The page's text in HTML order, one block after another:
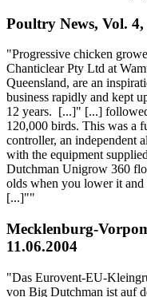
Poultry News, Vol.
"Progressive chicken
Chanticlear Pty Ltd at
Queensland, are an
business rapidly and kept
12 years. [...]" [...]
120,000 birds. This was a
controller, an independent
with the equipment
Dutchman Unigrow 360
olds when you lower it and
[...]""
Mecklenburg-
11.06.2004
"Das Eurovent-EU-
von Big Dutchman ist auf